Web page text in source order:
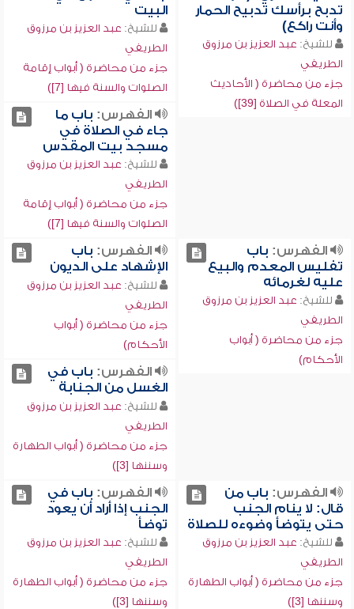
تدبح برأسك تدبيح الحمار
وأنت راكع)
للشيخ: عبد العزيز بن مرزوق
الطريفي
جزء من محاضرة ( الأحاديث
المعلة في الصلاة [39])
البيت
للشيخ: عبد العزيز بن مرزوق
الطريفي
جزء من محاضرة ( أبواب إقامة
الصلوات والسنة فيها [7])
الفهرس: باب ما
جاء في الصلاة في
مسجد بيت المقدس
للشيخ: عبد العزيز بن مرزوق
الطريفي
جزء من محاضرة ( أبواب إقامة
الصلوات والسنة فيها [7])
الفهرس: باب
تفليس المعدم والبيع
عليه لغرمائه
للشيخ: عبد العزيز بن مرزوق
الطريفي
جزء من محاضرة ( أبواب
الأحكام)
الفهرس: باب
الإشهاد على الديون
للشيخ: عبد العزيز بن مرزوق
الطريفي
جزء من محاضرة ( أبواب
الأحكام)
الفهرس: باب في
الغسل من الجنابة
للشيخ: عبد العزيز بن مرزوق
الطريفي
جزء من محاضرة ( أبواب الطهارة
وسننها [3])
الفهرس: باب من
قال: لا ينام الجنب
حتى يتوضأ وضوءه للصلاة
للشيخ: عبد العزيز بن مرزوق
الطريفي
جزء من محاضرة ( أبواب الطهارة
وسننها [3])
الفهرس: باب في
الجنب إذا أراد أن يعود
توضأ
للشيخ: عبد العزيز بن مرزوق
الطريفي
جزء من محاضرة ( أبواب الطهارة
وسننها [3])